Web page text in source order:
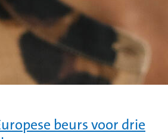
beurs voor drie